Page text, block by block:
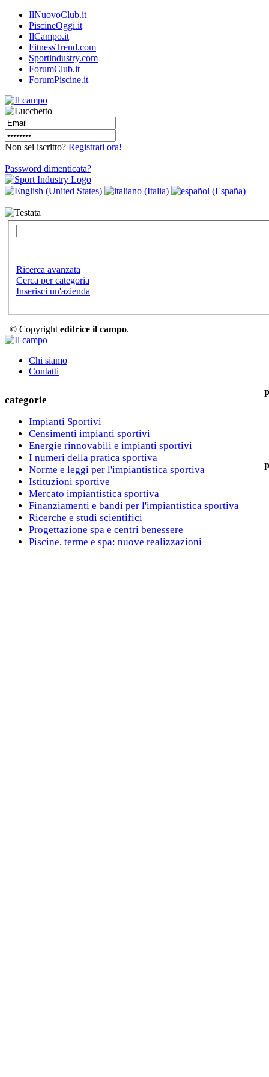
IlNuovoClub.it
PiscineOggi.it
IlCampo.it
FitnessTrend.com
Sportindustry.com
ForumClub.it
ForumPiscine.it
Non sei iscritto? Registrati ora!
Password dimenticata?
Ricerca avanzata
Cerca per categoria
Inserisci un'azienda
© Copyright editrice il campo.
Chi siamo
Contatti
categorie
Impianti Sportivi
Censimenti impianti sportivi
Energie rinnovabili e impianti sportivi
I numeri della pratica sportiva
Norme e leggi per l'impiantistica sportiva
Istituzioni sportive
Mercato impiantistica sportiva
Finanziamenti e bandi per l'impiantistica sportiva
Ricerche e studi scientifici
Progettazione spa e centri benessere
Piscine, terme e spa: nuove realizzazioni